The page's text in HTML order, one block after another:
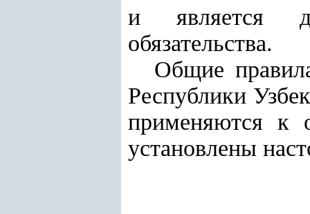
и является
обязательства.
Общие
Республики
применяются к
установлены